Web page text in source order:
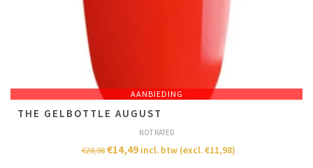
AANBIEDING
THE GELBOTTLE AUGUST
NOT RATED
€28,98 €14,49 incl. btw (excl.€11,98)